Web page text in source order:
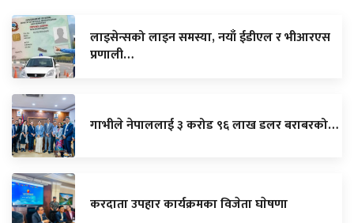
लाइसेन्सको लाइन समस्या, नयाँ ईडीएल र भीआरएस
प्रणाली…
गाभीले नेपाललाई ३ करोड ९६ लाख डलर बराबरको…
करदाता उपहार कार्यक्रमका विजेता घाेषणा